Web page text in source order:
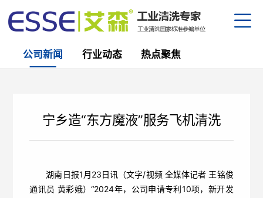
公司新闻 行业动态 热点聚焦
宁乡造“东方魔液”服务飞机清洗
湖南日报1月23日讯（文字/视频 全媒体记者 王铭俊
通讯员 黄彩娥）“2024年，公司申请专利10项，新开发